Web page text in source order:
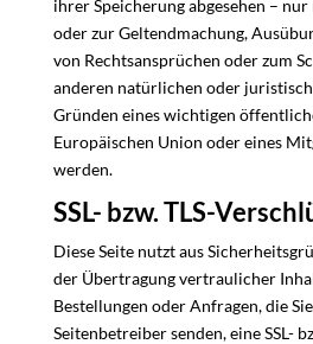
ihrer Speicherung abgesehen –
oder zur Geltendmachung,
von Rechtsansprüchen oder zum
anderen natürlichen oder
Gründen eines wichtigen
Europäischen Union oder eines
werden.
SSL- bzw. TLS-
Diese Seite nutzt aus
der Übertragung vertraulicher
Bestellungen oder Anfragen, die
Seitenbetreiber senden, eine SSL-